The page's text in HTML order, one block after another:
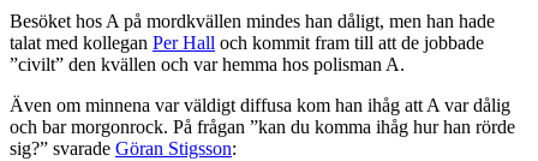
Besöket hos A på mordkvällen mindes han dåligt, men han hade
talat med kollegan Per Hall och kommit fram till att de jobbade
”civilt” den kvällen och var hemma hos polisman A.
Även om minnena var väldigt diffusa kom han ihåg att A var dålig
och bar morgonrock. På frågan ”kan du komma ihåg hur han rörde
sig?” svarade Göran Stigsson: